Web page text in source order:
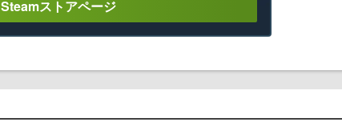
Steamストアページ